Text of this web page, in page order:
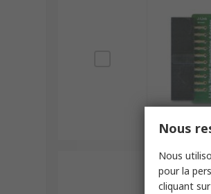
Nous
Nous
pour la
cliquant sur